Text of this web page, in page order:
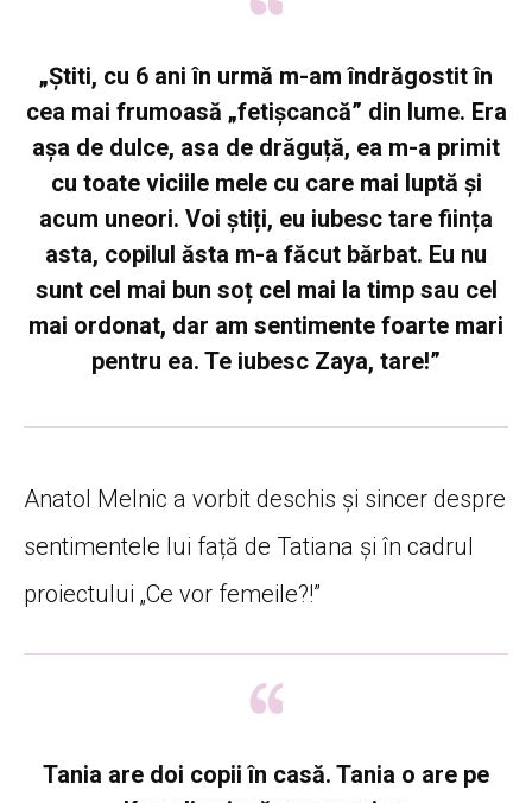
„Știti, cu 6 ani în urmă m-am îndrăgostit în
cea mai frumoasă „fetișcancă” din lume. Era
așa de dulce, asa de drăguță, ea m-a primit
cu toate viciile mele cu care mai luptă și
acum uneori. Voi știți, eu iubesc tare ființa
asta, copilul ăsta m-a făcut bărbat. Eu nu
sunt cel mai bun soț cel mai la timp sau cel
mai ordonat, dar am sentimente foarte mari
pentru ea. Te iubesc Zaya, tare!”
Anatol Melnic a vorbit deschis și sincer despre
sentimentele lui față de Tatiana și în cadrul
proiectului „Ce vor femeile?!”
Tania are doi copii în casă. Tania o are pe